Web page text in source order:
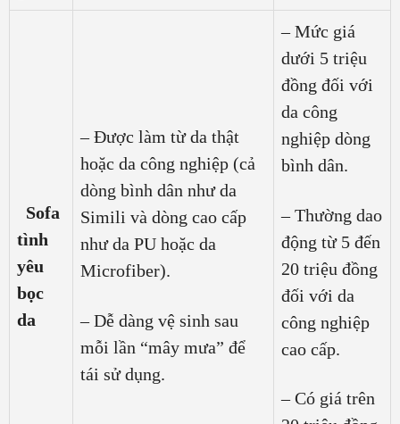
Sofa
tình
yêu
bọc
da
– Được làm từ da thật
hoặc da công nghiệp (cả
dòng bình dân như da
Simili và dòng cao cấp
như da PU hoặc da
Microfiber).
– Dễ dàng vệ sinh sau
mỗi lần “mây mưa” để
tái sử dụng.
– Mức giá
dưới 5 triệu
đồng đối với
da công
nghiệp dòng
bình dân.
– Thường dao
động từ 5 đến
20 triệu đồng
đối với da
công nghiệp
cao cấp.
– Có giá trên